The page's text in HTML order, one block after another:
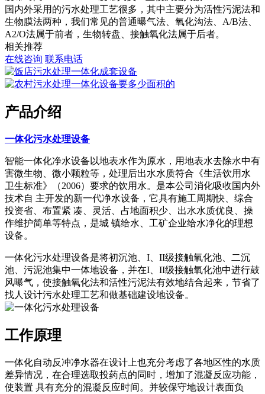
国内外采用的污水处理工艺很多，其中主要分为活性污泥法和
生物膜法两种，我们常见的普通曝气法、氧化沟法、A/B法、
A2/O法属于前者，生物转盘、接触氧化法属于后者。
相关推荐
在线咨询 联系电话
产品介绍
一体化污水处理设备
智能一体化净水设备以地表水作为原水，用地表水去除水中有
害微生物、微小颗粒等，处理后出水水质符合《生活饮用水
卫生标准》（2006）要求的饮用水。是本公司消化吸收国内外
技术自 主开发的新一代净水设备，它具有施工周期快、综合
投资省、布置紧 凑、灵活、占地面积少、出水水质优良、操
作维护简单等特点，是城 镇给水、工矿企业给水净化的理想
设备。
一体化污水处理设备是将初沉池、I、II级接触氧化池、二沉
池、污泥池集中一体地设备，并在I、II级接触氧化池中进行鼓
风曝气，使接触氧化法和活性污泥法有效地结合起来，节省了
找人设计污水处理工艺和做基础建设地设备。
工作原理
一体化自动反冲净水器在设计上也充分考虑了各地区性的水质
差异情况，在合理选取投药点的同时，增加了混凝反应功能，
使装置 具有充分的混凝反应时间。并较保守地设计表面负